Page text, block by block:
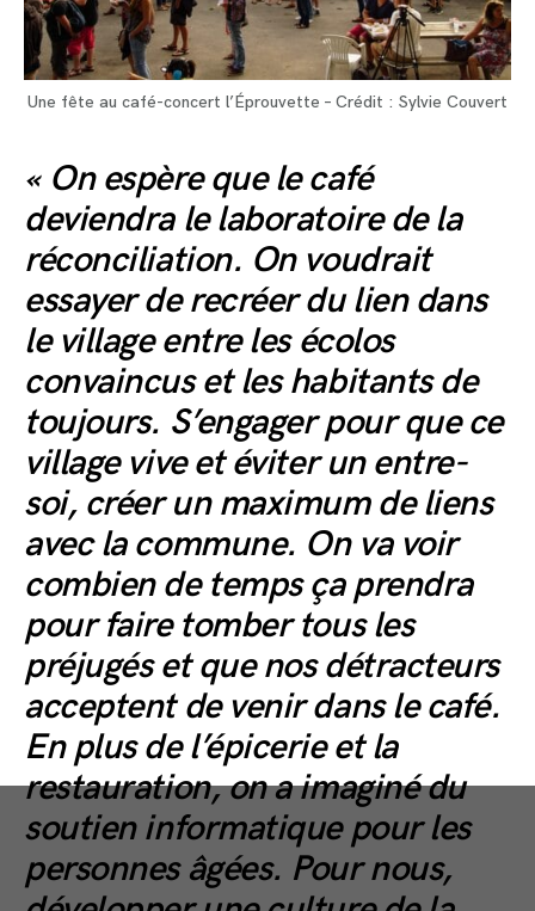
Une fête au café-concert l’Éprouvette – Crédit : Sylvie Couvert
« On espère que le café
deviendra le laboratoire de la
réconciliation. On voudrait
essayer de recréer du lien dans
le village entre les écolos
convaincus et les habitants de
toujours. S’engager pour que ce
village vive et éviter un entre-
soi, créer un maximum de liens
avec la commune. On va voir
combien de temps ça prendra
pour faire tomber tous les
préjugés et que nos détracteurs
acceptent de venir dans le café.
En plus de l’épicerie et la
restauration, on a imaginé du
soutien informatique pour les
personnes âgées. Pour nous,